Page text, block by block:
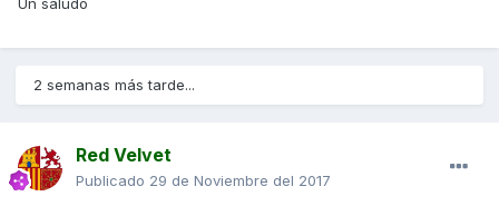
Un saludo
2 semanas más tarde...
Red Velvet
Publicado 29 de Noviembre del 2017